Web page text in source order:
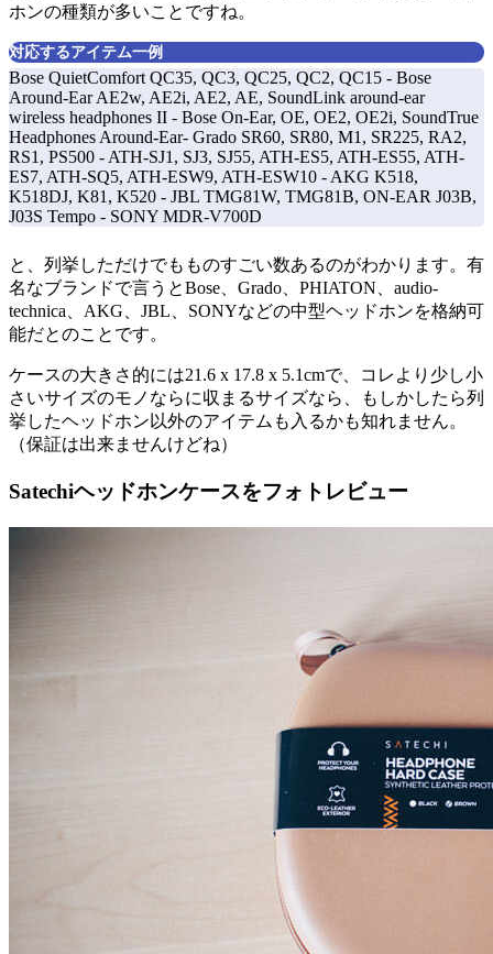
ホンの種類が多いことですね。
対応するアイテム一例
Bose QuietComfort QC35, QC3, QC25, QC2, QC15 - Bose
Around-Ear AE2w, AE2i, AE2, AE, SoundLink around-ear
wireless headphones II - Bose On-Ear, OE, OE2, OE2i, SoundTrue
Headphones Around-Ear- Grado SR60, SR80, M1, SR225, RA2,
RS1, PS500 - ATH-SJ1, SJ3, SJ55, ATH-ES5, ATH-ES55, ATH-
ES7, ATH-SQ5, ATH-ESW9, ATH-ESW10 - AKG K518,
K518DJ, K81, K520 - JBL TMG81W, TMG81B, ON-EAR J03B,
J03S Tempo - SONY MDR-V700D
と、列挙しただけでもものすごい数あるのがわかります。有
名なブランドで言うとBose、Grado、PHIATON、audio-
technica、AKG、JBL、SONYなどの中型ヘッドホンを格納可
能だとのことです。
ケースの大きさ的には21.6 x 17.8 x 5.1cmで、コレより少し小
さいサイズのモノならに収まるサイズなら、もしかしたら列
挙したヘッドホン以外のアイテムも入るかも知れません。
（保証は出来ませんけどね）
Satechiヘッドホンケースをフォトレビュー